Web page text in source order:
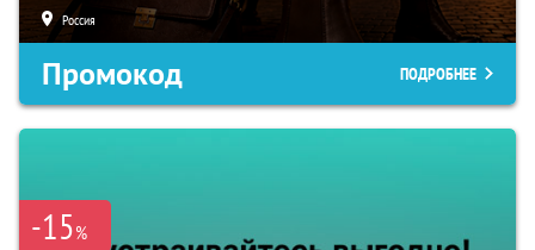
Россия
Промокод ПОДРОБНЕЕ
-15%